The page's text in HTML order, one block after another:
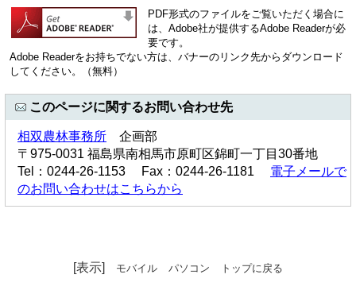
PDF形式のファイルをご覧いただく場合に
は、Adobe社が提供するAdobe Readerが必
要です。
Adobe Readerをお持ちでない方は、バナーのリンク先からダウンロード
してください。（無料）
このページに関するお問い合わせ先
相双農林事務所 企画部
〒975-0031 福島県南相馬市原町区錦町一丁目30番地
Tel：0244-26-1153 Fax：0244-26-1181 電子メールで
のお問い合わせはこちらから
[表示] モバイル パソコン トップに戻る